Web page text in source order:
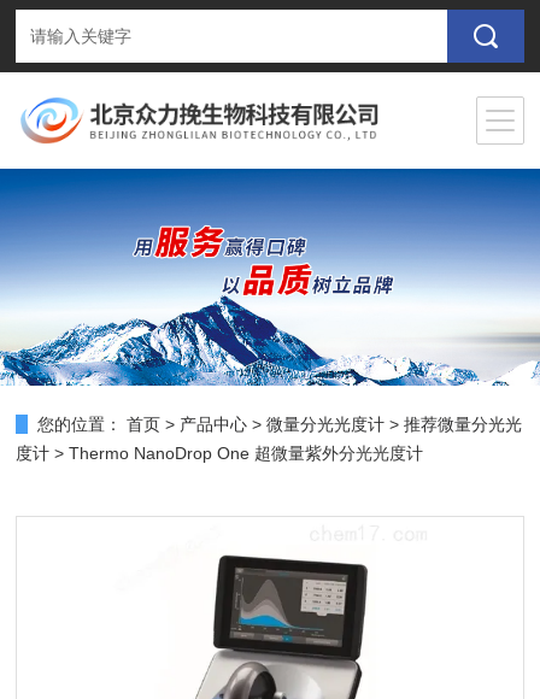
您的位置： 首页 > 产品中心 >微量分光光度计 >推荐微量分光光
度计 > Thermo NanoDrop One 超微量紫外分光光度计